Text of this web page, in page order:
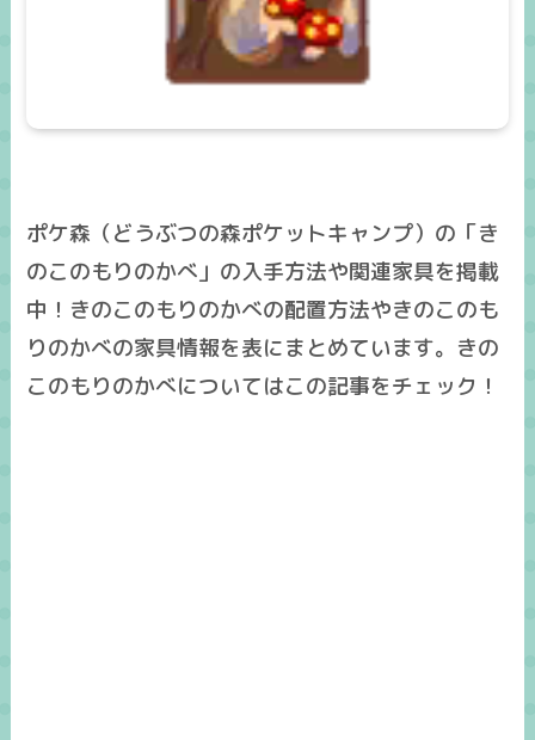
ポケ森（どうぶつの森ポケットキャンプ）の「き
のこのもりのかべ」の入手方法や関連家具を掲載
中！きのこのもりのかべの配置方法やきのこのも
りのかべの家具情報を表にまとめています。きの
このもりのかべについてはこの記事をチェック！